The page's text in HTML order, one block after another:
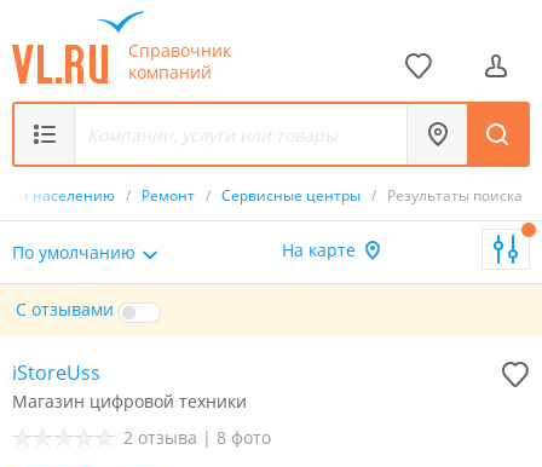
Справочник
компаний
населению / Ремонт / Сервисные центры / Результаты поиска
По умолчанию На карте
С отзывами
iStoreUss
Магазин цифровой техники
2 отзыва | 8 фото